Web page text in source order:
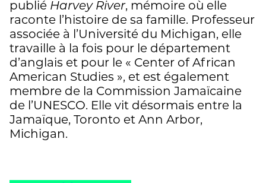
publié Harvey River, mémoire où elle
raconte l’histoire de sa famille. Professeur
associée à l’Université du Michigan, elle
travaille à la fois pour le département
d’anglais et pour le « Center of African
American Studies », et est également
membre de la Commission Jamaïcaine
de l’UNESCO. Elle vit désormais entre la
Jamaïque, Toronto et Ann Arbor,
Michigan.